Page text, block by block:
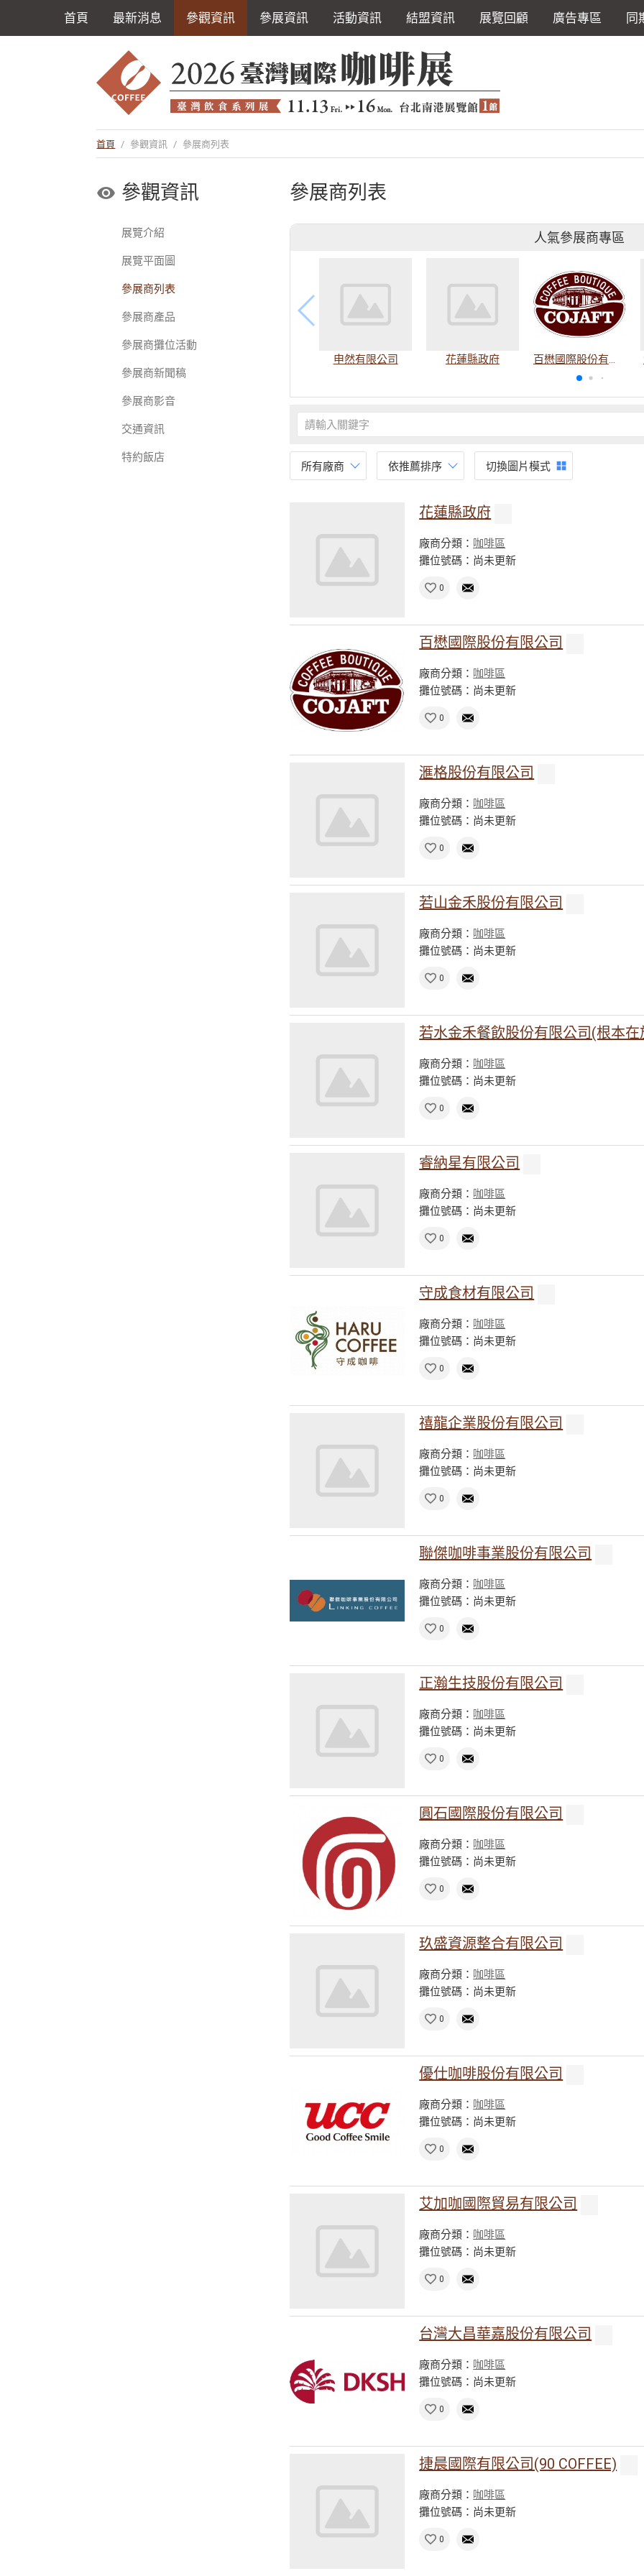
首頁 最新消息 參觀資訊 參展資訊 活動資訊 結盟資訊 展覽回顧 廣告專區 同
首頁 / 參觀資訊 / 參展商列表
參觀資訊
展覽介紹
展覽平面圖
參展商列表
參展商產品
參展商攤位活動
參展商新聞稿
參展商影音
交通資訊
特約飯店
參展商列表
人氣參展商專區
申然有限公司 花蓮縣政府 百懋國際股份有限公司
所有廠商 依推薦排序 切換圖片模式
花蓮縣政府
廠商分類： 咖啡區
攤位號碼：尚未更新
0
百懋國際股份有限公司
廠商分類： 咖啡區
攤位號碼：尚未更新
0
滙格股份有限公司
廠商分類： 咖啡區
攤位號碼：尚未更新
0
若山金禾股份有限公司
廠商分類： 咖啡區
攤位號碼：尚未更新
0
若水金禾餐飲股份有限公司(根本在
廠商分類： 咖啡區
攤位號碼：尚未更新
0
睿納星有限公司
廠商分類： 咖啡區
攤位號碼：尚未更新
0
守成食材有限公司
廠商分類： 咖啡區
攤位號碼：尚未更新
0
禧龍企業股份有限公司
廠商分類： 咖啡區
攤位號碼：尚未更新
0
聯傑咖啡事業股份有限公司
廠商分類： 咖啡區
攤位號碼：尚未更新
0
正瀚生技股份有限公司
廠商分類： 咖啡區
攤位號碼：尚未更新
0
圓石國際股份有限公司
廠商分類： 咖啡區
攤位號碼：尚未更新
0
玖盛資源整合有限公司
廠商分類： 咖啡區
攤位號碼：尚未更新
0
優仕咖啡股份有限公司
廠商分類： 咖啡區
攤位號碼：尚未更新
0
艾加咖國際貿易有限公司
廠商分類： 咖啡區
攤位號碼：尚未更新
0
台灣大昌華嘉股份有限公司
廠商分類： 咖啡區
攤位號碼：尚未更新
0
捷晨國際有限公司(90 COFFEE)
廠商分類： 咖啡區
攤位號碼：尚未更新
0